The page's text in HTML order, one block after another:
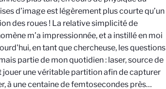
d’image est légèrement plus courte qu’un
des roues ! La relative simplicité de
m’a impressionnée, et a instillé en moi
en tant que chercheuse, les questions
partie de mon quotidien : laser, source de
une véritable partition afin de capturer
à une centaine de femtosecondes près…